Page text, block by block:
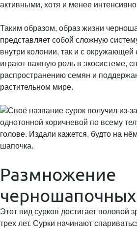
активными, хотя и менее
Таким образом, образ жизни
представляет собой сложную
внутри колонии, так и с
играют важную роль в экосистеме,
распространению семян и
растительном мире.
Размножение
черношапочных
Этот вид сурков достигает половой
трех лет. Сурки начинают